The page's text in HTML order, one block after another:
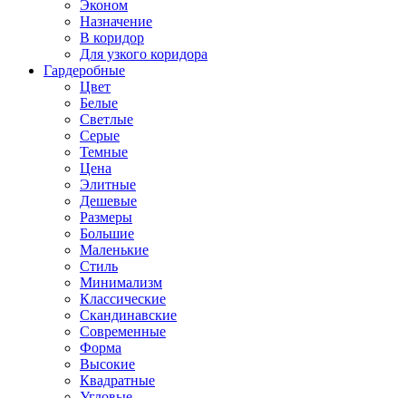
Эконом
Назначение
В коридор
Для узкого коридора
Гардеробные
Цвет
Белые
Светлые
Серые
Темные
Цена
Элитные
Дешевые
Размеры
Большие
Маленькие
Стиль
Минимализм
Классические
Скандинавские
Современные
Форма
Высокие
Квадратные